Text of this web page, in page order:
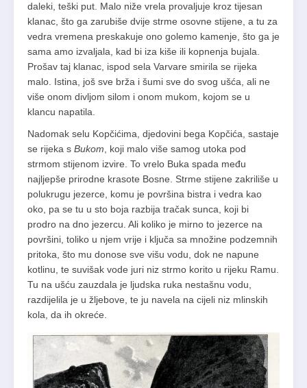
daleki, teški put. Malo niže vrela provaljuje kroz tijesan
klanac, što ga zarubiše dvije strme osovne stijene, a tu za
vedra vremena preskakuje ono golemo kamenje, što ga je
sama amo izvaljala, kad bi iza kiše ili kopnenja bujala.
Prošav taj klanac, ispod sela Varvare smirila se rijeka
malo. Istina, još sve brža i šumi sve do svog ušća, ali ne
više onom divljom silom i onom mukom, kojom se u
klancu napatila.
Nadomak selu Kopčićima, djedovini bega Kopčića, sastaje
se rijeka s Bukom, koji malo više samog utoka pod
strmom stijenom izvire. To vrelo Buka spada među
najljepše prirodne krasote Bosne. Strme stijene zakriliše u
polukrugu jezerce, komu je površina bistra i vedra kao
oko, pa se tu u sto boja razbija tračak sunca, koji bi
prodro na dno jezercu. Ali koliko je mirno to jezerce na
površini, toliko u njem vrije i ključa sa množine podzemnih
pritoka, što mu donose sve višu vodu, dok ne napune
kotlinu, te suvišak vode juri niz strmo korito u rijeku Ramu.
Tu na ušću zauzdala je ljudska ruka nestašnu vodu,
razdijelila je u žljebove, te ju navela na cijeli niz mlinskih
kola, da ih okreće.